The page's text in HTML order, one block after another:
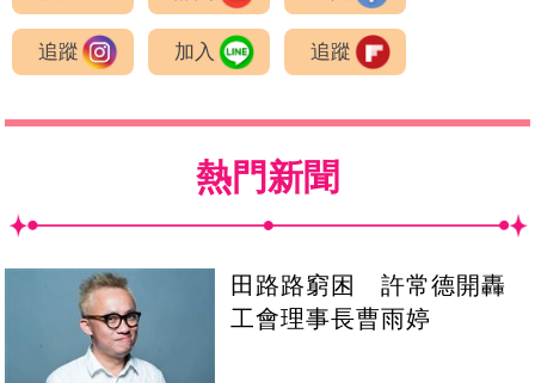
追蹤 加入 追蹤
熱門新聞
田路路窮困 許常德開轟
工會理事長曹雨婷